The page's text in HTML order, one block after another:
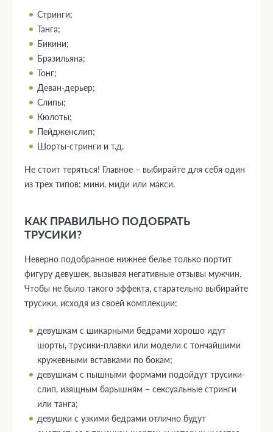
Стринги;
Танга;
Бикини;
Бразильяна;
Тонг;
Деван-дерьер;
Слипы;
Кюлоты;
Пейдженслип;
Шорты-стринги и т.д.
Не стоит теряться! Главное – выбирайте для себя один
из трех типов: мини, миди или макси.
КАК ПРАВИЛЬНО ПОДОБРАТЬ
ТРУСИКИ?
Неверно подобранное нижнее белье только портит
фигуру девушек, вызывая негативные отзывы мужчин.
Чтобы не было такого эффекта, старательно выбирайте
трусики, исходя из своей комплекции:
девушкам с шикарными бедрами хорошо идут
шорты, трусики-плавки или модели с тончайшими
кружевными вставками по бокам;
девушкам с пышными формами подойдут трусики-
слип, изящным барышням – сексуальные стринги
или танга;
девушки с узкими бедрами отлично будут